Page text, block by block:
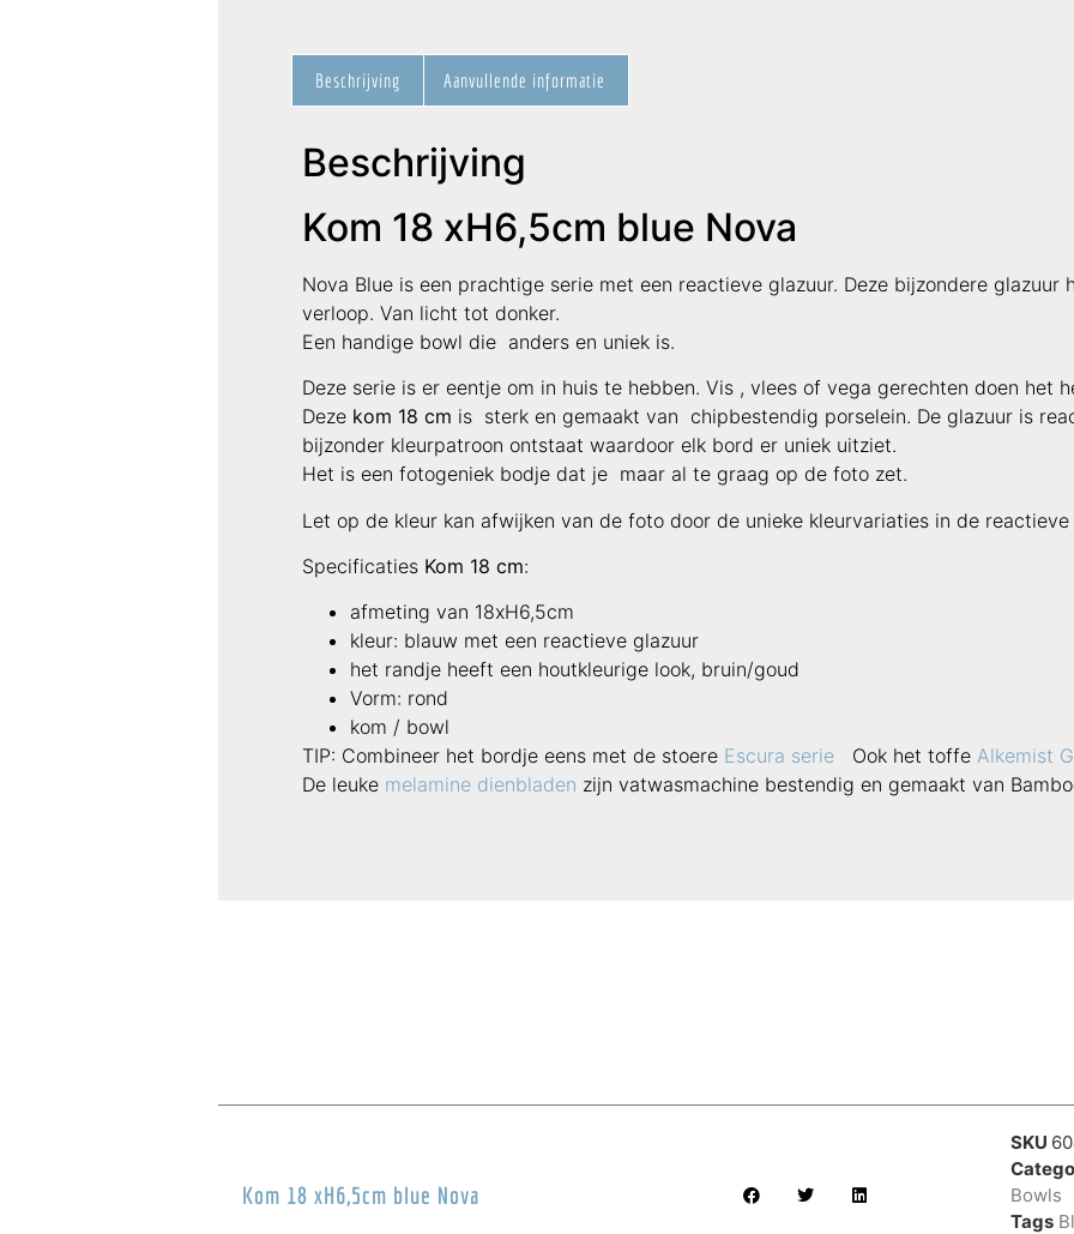
Beschrijving Aanvullende informatie
Beschrijving
Kom 18 xH6,5cm blue Nova
Nova Blue is een prachtige serie met een reactieve glazuur. Deze bijzondere glazuur
verloop. Van licht tot donker.
Een handige bowl die anders en uniek is.
Deze serie is er eentje om in huis te hebben. Vis , vlees of vega gerechten doen het
Deze kom 18 cm is sterk en gemaakt van chipbestendig porselein. De glazuur is
bijzonder kleurpatroon ontstaat waardoor elk bord er uniek uitziet.
Het is een fotogeniek bodje dat je maar al te graag op de foto zet.
Let op de kleur kan afwijken van de foto door de unieke kleurvariaties in de reactieve
Specificaties Kom 18 cm:
afmeting van 18xH6,5cm
kleur: blauw met een reactieve glazuur
het randje heeft een houtkleurige look, bruin/goud
Vorm: rond
kom / bowl
TIP: Combineer het bordje eens met de stoere Escura serie Ook het toffe Alkemist
De leuke melamine dienbladen zijn vatwasmachine bestendig en gemaakt van
Kom 18 xH6,5cm blue Nova
SKU
Bowls
Tags